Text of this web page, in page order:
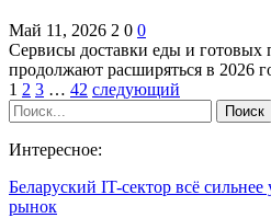
Май 11, 2026 2 0 0
Сервисы доставки еды и готовых
продолжают расширяться в 2026
1 2 3 … 42 следующий
Интересное:
Беларуский IT-сектор всё
рынок